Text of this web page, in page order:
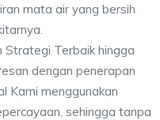
mata air yang bersih
Strategi Terbaik hingga
dengan penerapan
Kami menggunakan
sehingga tanpa